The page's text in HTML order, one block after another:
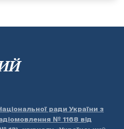
ради України з
№ 1168 від